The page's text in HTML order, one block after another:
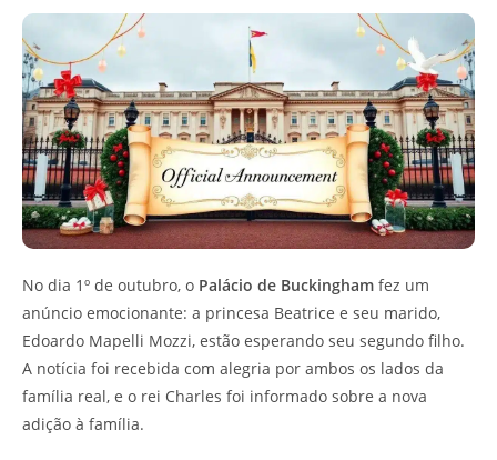
No dia 1º de outubro, o Palácio de Buckingham fez um
anúncio emocionante: a princesa Beatrice e seu marido,
Edoardo Mapelli Mozzi, estão esperando seu segundo filho.
A notícia foi recebida com alegria por ambos os lados da
família real, e o rei Charles foi informado sobre a nova
adição à família.